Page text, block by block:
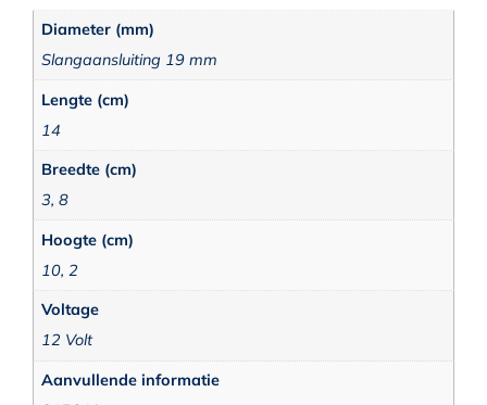
Diameter (mm)
Slangaansluiting 19 mm
Lengte (cm)
14
Breedte (cm)
3, 8
Hoogte (cm)
10, 2
Voltage
12 Volt
Aanvullende informatie